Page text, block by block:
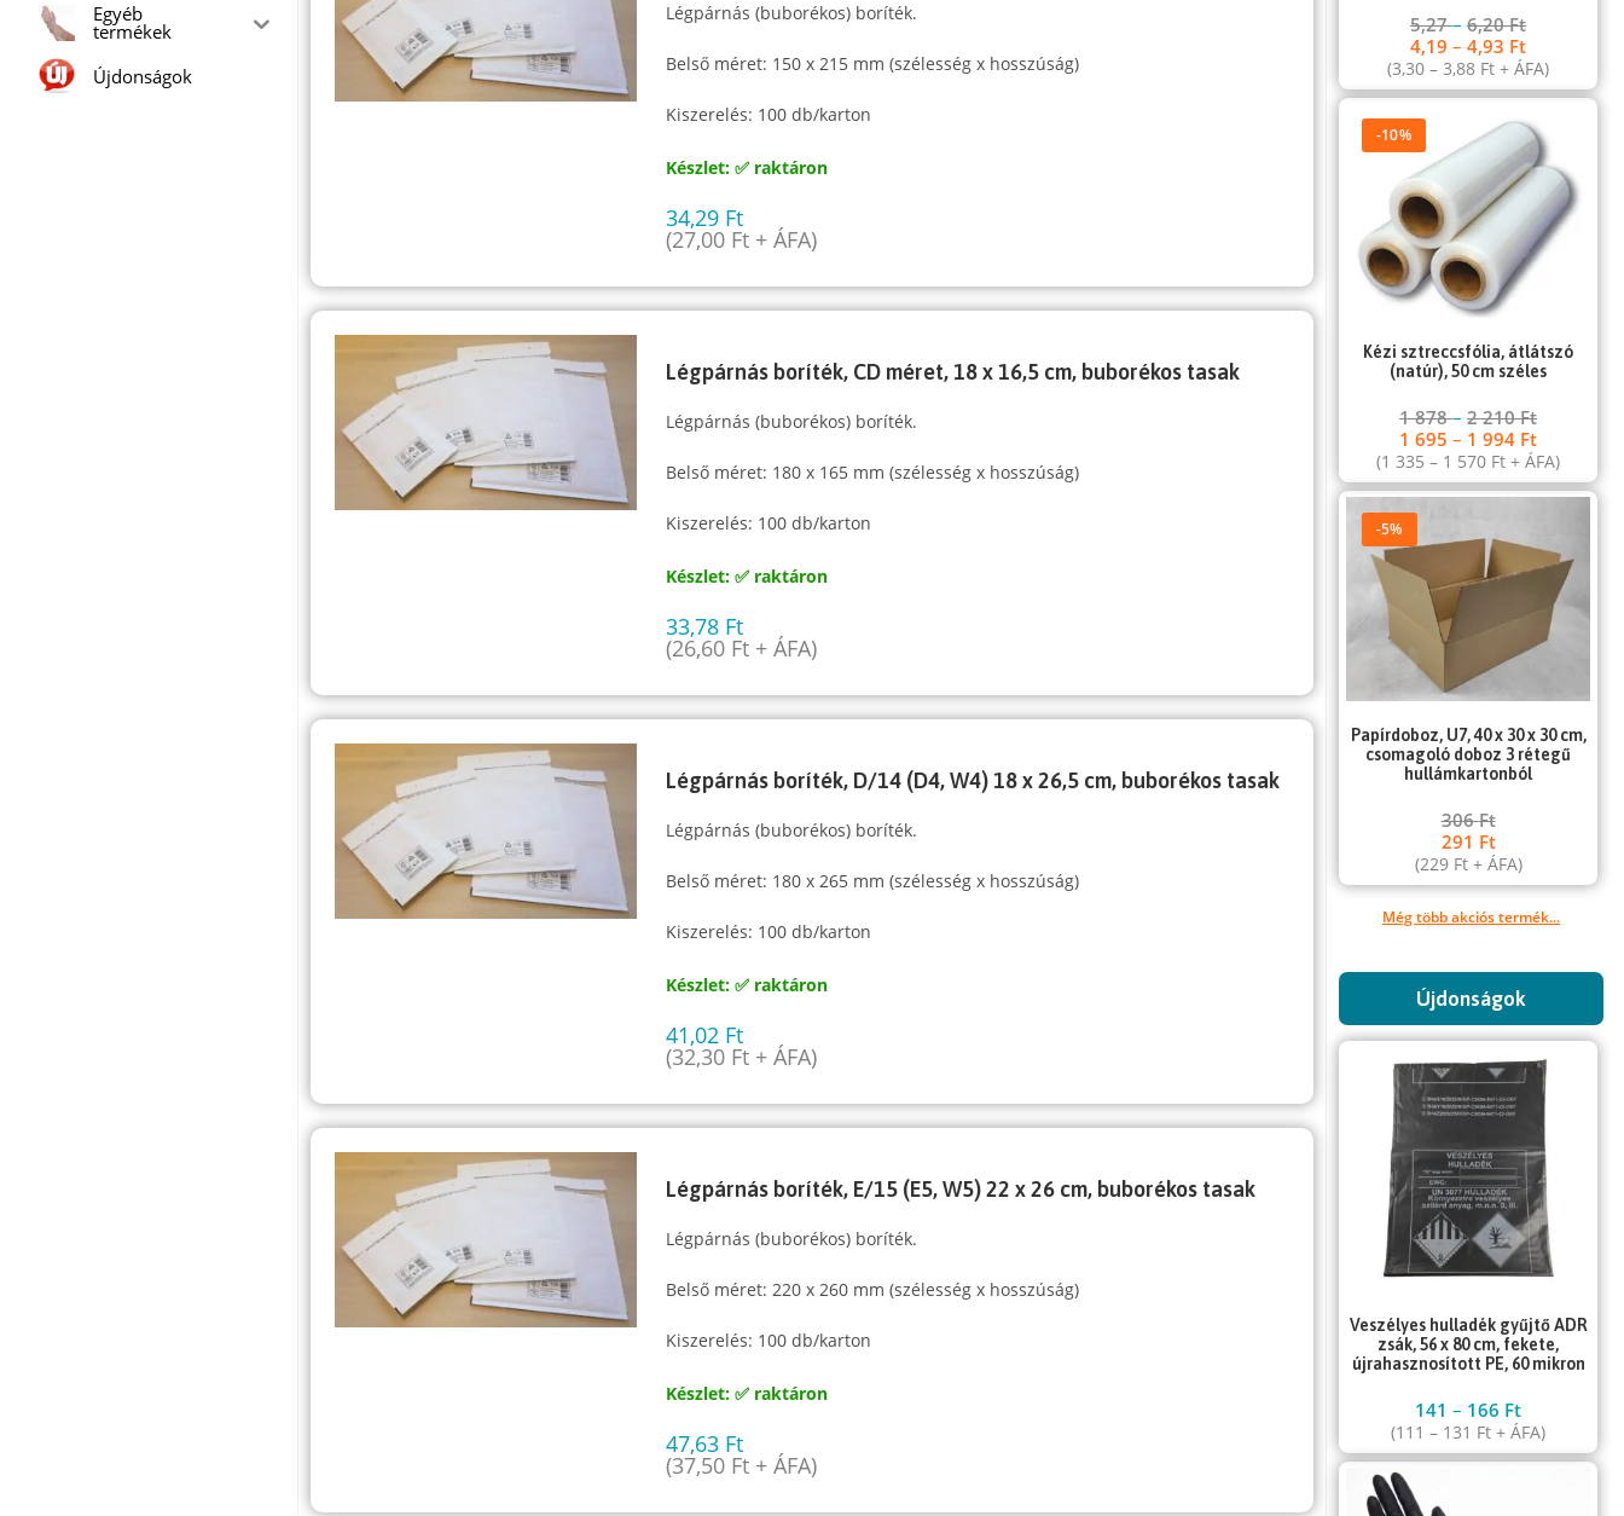
Légpárnás (buborékos) boríték.
Belső méret: 150 x 215 mm (szélesség x hosszúság)
Kiszerelés: 100 db/karton
Készlet: ✅ raktáron
34,29 Ft
(27,00 Ft + ÁFA)
Légpárnás boríték, CD méret, 18 x 16,5 cm, buborékos tasak
Légpárnás (buborékos) boríték.
Belső méret: 180 x 165 mm (szélesség x hosszúság)
Kiszerelés: 100 db/karton
Készlet: ✅ raktáron
33,78 Ft
(26,60 Ft + ÁFA)
Légpárnás boríték, D/14 (D4, W4) 18 x 26,5 cm, buborékos tasak
Légpárnás (buborékos) boríték.
Belső méret: 180 x 265 mm (szélesség x hosszúság)
Kiszerelés: 100 db/karton
Készlet: ✅ raktáron
41,02 Ft
(32,30 Ft + ÁFA)
Légpárnás boríték, E/15 (E5, W5) 22 x 26 cm, buborékos tasak
Légpárnás (buborékos) boríték.
Belső méret: 220 x 260 mm (szélesség x hosszúság)
Kiszerelés: 100 db/karton
Készlet: ✅ raktáron
47,63 Ft
(37,50 Ft + ÁFA)
Egyéb
termékek
Újdonságok
5,27–6,20Ft
4,19–4,93 Ft
(3,30–3,88 Ft + ÁFA)
-10%
Kézi sztreccsfólia, átlátszó
(natúr), 50 cm széles
1 878–2 210Ft
1 695– 1 994 Ft
(1 335– 1 570 Ft + ÁFA)
-5%
Papírdoboz, U7, 40 x 30 x 30 cm,
csomagoló doboz 3 rétegű
hullámkartonból
306Ft
291 Ft
(229 Ft+ ÁFA)
Még több akciós termék...
Újdonságok
Veszélyes hulladék gyűjtő ADR
zsák, 56 x 80 cm, fekete,
újrahasznosított PE, 60 mikron
141– 166 Ft
(111– 131 Ft + ÁFA)